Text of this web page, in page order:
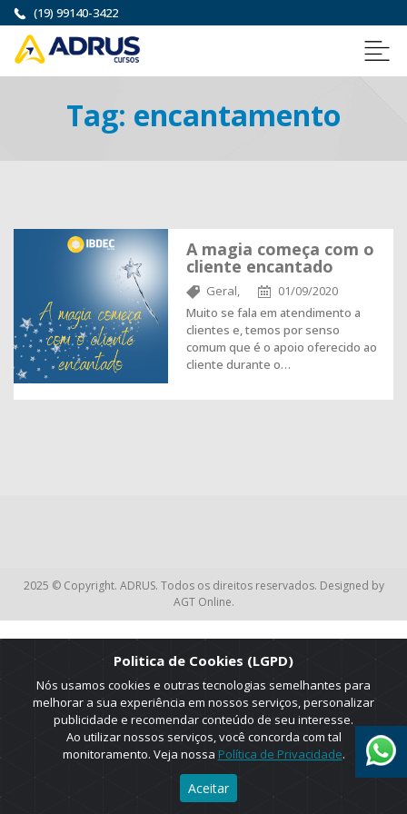
(19) 99140-3422
Tag: encantamento
A magia começa com o
cliente encantado
Geral,
01/09/2020
Muito se fala em atendimento a
clientes e, temos por senso
comum que é o apoio oferecido ao
cliente durante o…
2025 © Copyright. ADRUS. Todos os direitos reservados. Designed by
AGT Online.
Politica de Cookies (LGPD)
Nós usamos cookies e outras tecnologias semelhantes para
melhorar a sua experiência em nossos serviços, personalizar
publicidade e recomendar conteúdo de seu interesse.
Ao utilizar nossos serviços, você concorda com tal
monitoramento. Veja nossa Política de Privacidade.
Aceitar